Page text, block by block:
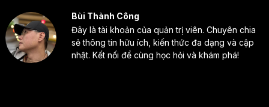
Bùi Thành Công
Đây là tài khoản của quản trị viên. Chuyên chia
sẻ thông tin hữu ích, kiến thức đa dạng và cập
nhật. Kết nối để cùng học hỏi và khám phá!